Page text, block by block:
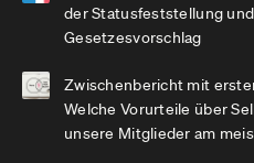
der Statusfeststellung
Gesetzesvorschlag
Zwischenbericht mit
Welche Vorurteile über
unsere Mitglieder am